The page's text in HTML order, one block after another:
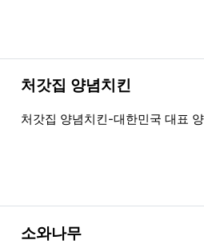
처갓집 양념치킨
등록일
조회
처갓집 양념치킨-대한민국 대표
소와나무